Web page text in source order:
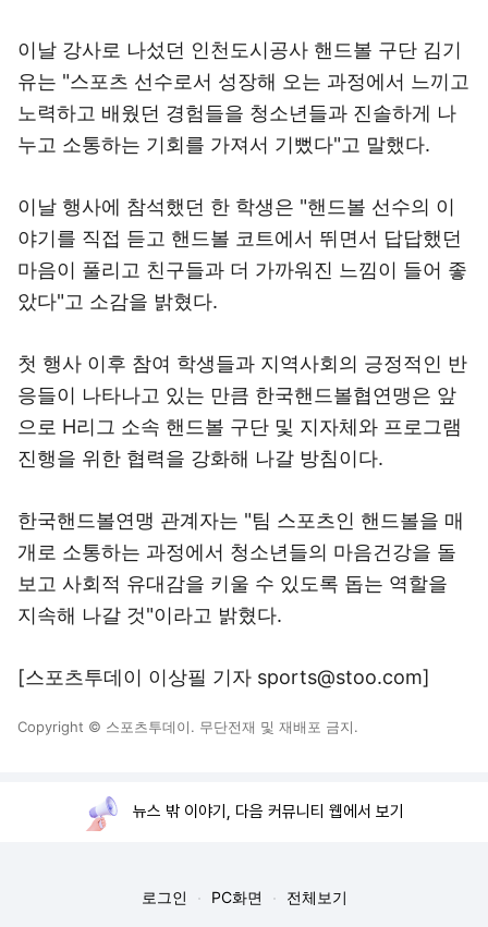
이날 강사로 나섰던 인천도시공사 핸드볼 구단 김기
유는 "스포츠 선수로서 성장해 오는 과정에서 느끼고
노력하고 배웠던 경험들을 청소년들과 진솔하게 나
누고 소통하는 기회를 가져서 기뻤다"고 말했다.
이날 행사에 참석했던 한 학생은 "핸드볼 선수의 이
야기를 직접 듣고 핸드볼 코트에서 뛰면서 답답했던
마음이 풀리고 친구들과 더 가까워진 느낌이 들어 좋
았다"고 소감을 밝혔다.
첫 행사 이후 참여 학생들과 지역사회의 긍정적인 반
응들이 나타나고 있는 만큼 한국핸드볼협연맹은 앞
으로 H리그 소속 핸드볼 구단 및 지자체와 프로그램
진행을 위한 협력을 강화해 나갈 방침이다.
한국핸드볼연맹 관계자는 "팀 스포츠인 핸드볼을 매
개로 소통하는 과정에서 청소년들의 마음건강을 돌
보고 사회적 유대감을 키울 수 있도록 돕는 역할을
지속해 나갈 것"이라고 밝혔다.
[스포츠투데이 이상필 기자 sports@stoo.com]
Copyright © 스포츠투데이. 무단전재 및 재배포 금지.
뉴스 밖 이야기, 다음 커뮤니티 웹에서 보기
로그인 PC화면 전체보기